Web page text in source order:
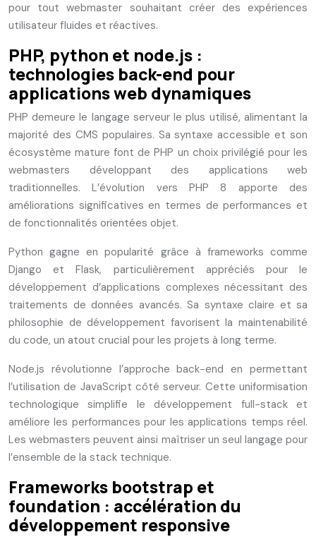
pour tout webmaster souhaitant créer des expériences
utilisateur fluides et réactives.
PHP, python et node.js :
technologies back-end pour
applications web dynamiques
PHP demeure le langage serveur le plus utilisé, alimentant la
majorité des CMS populaires. Sa syntaxe accessible et son
écosystème mature font de PHP un choix privilégié pour les
webmasters développant des applications web
traditionnelles. L’évolution vers PHP 8 apporte des
améliorations significatives en termes de performances et
de fonctionnalités orientées objet.
Python gagne en popularité grâce à frameworks comme
Django et Flask, particulièrement appréciés pour le
développement d’applications complexes nécessitant des
traitements de données avancés. Sa syntaxe claire et sa
philosophie de développement favorisent la maintenabilité
du code, un atout crucial pour les projets à long terme.
Node.js révolutionne l’approche back-end en permettant
l’utilisation de JavaScript côté serveur. Cette uniformisation
technologique simplifie le développement full-stack et
améliore les performances pour les applications temps réel.
Les webmasters peuvent ainsi maîtriser un seul langage pour
l’ensemble de la stack technique.
Frameworks bootstrap et
foundation : accélération du
développement responsive